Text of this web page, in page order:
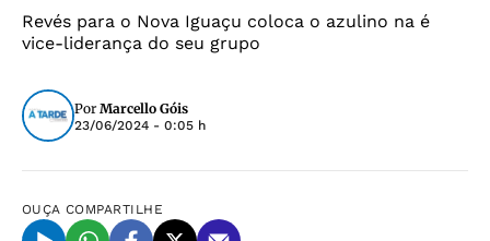
Revés para o Nova Iguaçu coloca o azulino na é
vice-liderança do seu grupo
Por Marcello Góis
23/06/2024 - 0:05 h
OUÇA COMPARTILHE